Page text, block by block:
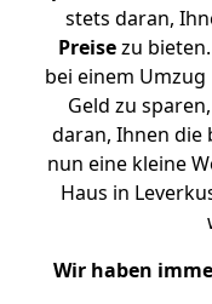
stets daran,
Preisezu
bei einem
Geld zu
daran, Ihnen die
nun eine kleine
Haus in
Wir haben